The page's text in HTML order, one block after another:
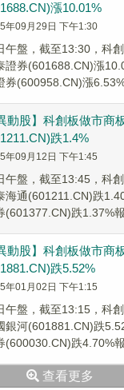
漲10.01%
年09月29日 下午1:30
午盤，截至13:30，科
證券(601688.CN)漲
券(600958.CN)漲
動股】科創板做市商
跌1.4%
年09月12日 下午1:45
午盤，截至13:45，科
海通(601211.CN)跌
(601377.CN)跌1.37%
動股】科創板做市商
跌5.52%
年01月02日 下午1:15
午盤，截至13:15，科
銀河(601881.CN)跌
(600030.CN)跌4.70%
查看更多